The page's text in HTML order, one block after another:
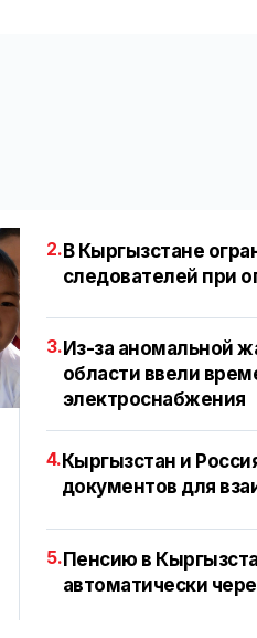
2.В Кыргызстане
следователей при
3. Из-за аномальной
области ввели
электроснабжения
4. Кыргызстан и
документов для
5.Пенсию в
автоматически